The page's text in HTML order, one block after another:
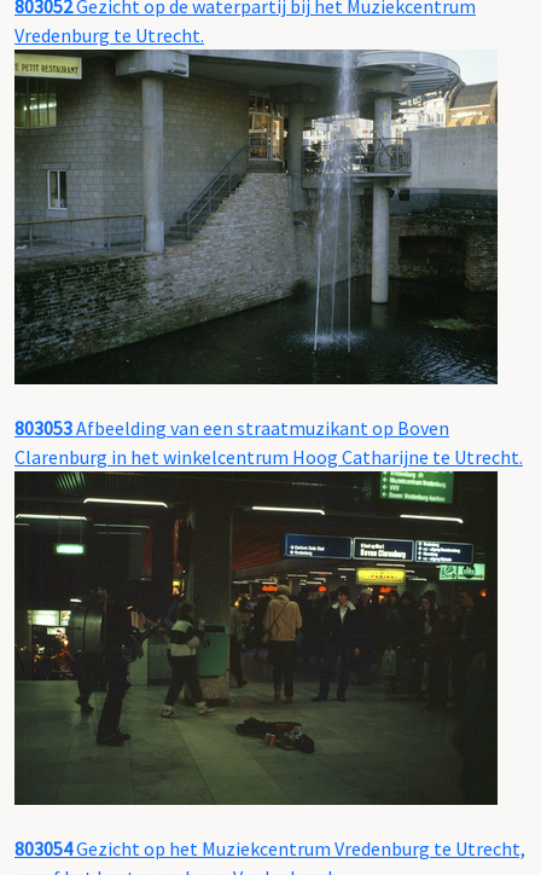
803052Gezicht op de waterpartij bij het Muziekcentrum
Vredenburg te Utrecht.
803053Afbeelding van een straatmuzikant op Boven
Clarenburg in het winkelcentrum Hoog Catharijne te Utrecht.
803054Gezicht op het Muziekcentrum Vredenburg te Utrecht,